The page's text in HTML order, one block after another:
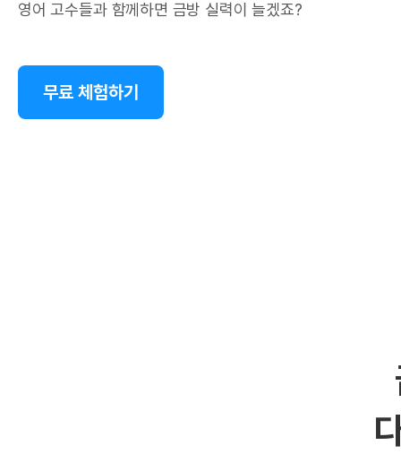
영어 고수들과 함께하면 금방 실력이 늘겠죠?
무료 체험하기